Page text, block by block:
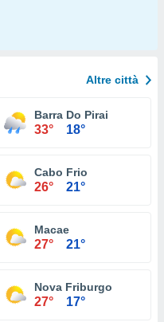
Altre città
Barra Do Pirai
33° 18°
Cabo Frio
26° 21°
Macae
27° 21°
Nova Friburgo
27° 17°